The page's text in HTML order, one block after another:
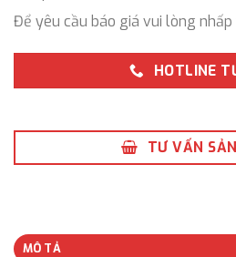
Để yêu cầu báo giá vui lòng nhấp
HOTLINE
TƯ VẤN
MÔ TẢ